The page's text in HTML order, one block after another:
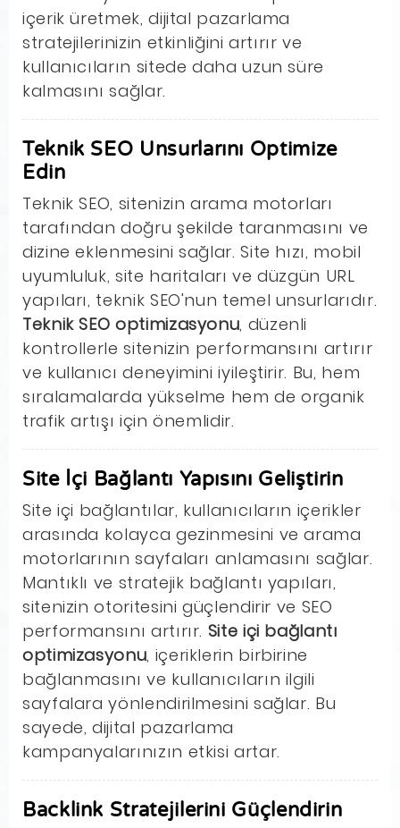
içerik üretmek, dijital pazarlama
stratejilerinizin etkinliğini artırır ve
kullanıcıların sitede daha uzun süre
kalmasını sağlar.
Teknik SEO Unsurlarını Optimize
Edin
Teknik SEO, sitenizin arama motorları
tarafından doğru şekilde taranmasını ve
dizine eklenmesini sağlar. Site hızı, mobil
uyumluluk, site haritaları ve düzgün URL
yapıları, teknik SEO'nun temel unsurlarıdır.
Teknik SEO optimizasyonu, düzenli
kontrollerle sitenizin performansını artırır
ve kullanıcı deneyimini iyileştirir. Bu, hem
sıralamalarda yükselme hem de organik
trafik artışı için önemlidir.
Site İçi Bağlantı Yapısını Geliştirin
Site içi bağlantılar, kullanıcıların içerikler
arasında kolayca gezinmesini ve arama
motorlarının sayfaları anlamasını sağlar.
Mantıklı ve stratejik bağlantı yapıları,
sitenizin otoritesini güçlendirir ve SEO
performansını artırır. Site içi bağlantı
optimizasyonu, içeriklerin birbirine
bağlanmasını ve kullanıcıların ilgili
sayfalara yönlendirilmesini sağlar. Bu
sayede, dijital pazarlama
kampanyalarınızın etkisi artar.
Backlink Stratejilerini Güçlendirin